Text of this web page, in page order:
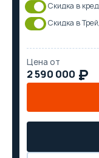
Скидка в
Скидка в
Цена от
2 590 000